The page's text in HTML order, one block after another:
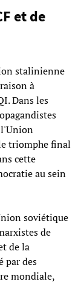
et de
stalinienne
à
Dans les
l'Union
triomphe final
cette
au sein
soviétique
de
de la
par des
mondiale,